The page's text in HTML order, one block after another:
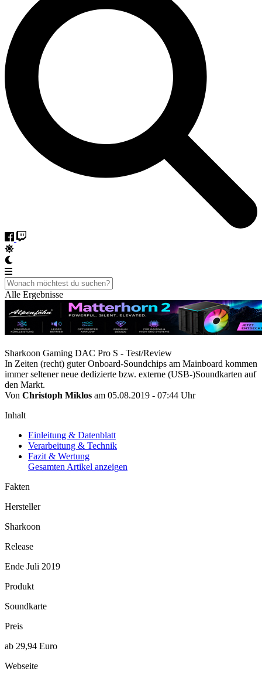
Alle Ergebnisse
Sharkoon Gaming DAC Pro S - Test/Review
In Zeiten (recht) guter Onboard-Soundchips am Mainboard kommen
immer seltener neue dedizierte bzw. externe (USB-)Soundkarten auf
den Markt.
Von Christoph Miklos am 05.08.2019 - 07:44 Uhr
Inhalt
Einleitung & Datenblatt
Verarbeitung & Technik
Fazit & Wertung
Gesamten Artikel anzeigen
Fakten
Hersteller
Sharkoon
Release
Ende Juli 2019
Produkt
Soundkarte
Preis
ab 29,94 Euro
Webseite